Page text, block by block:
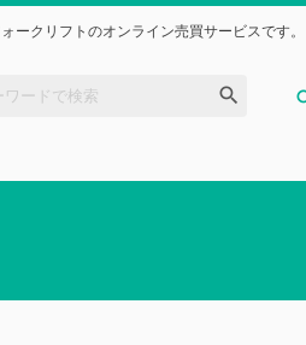
ークリフトのオンライン売買サービスです。